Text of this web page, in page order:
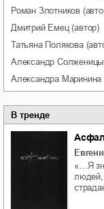
Роман Злотников
Дмитрий Емец(автор)
Татьяна Полякова
Александр
Александра Маринина
В тренде
«…Я
людей,